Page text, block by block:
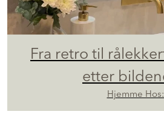
Fra retro til
etter
Hjemme Hos: